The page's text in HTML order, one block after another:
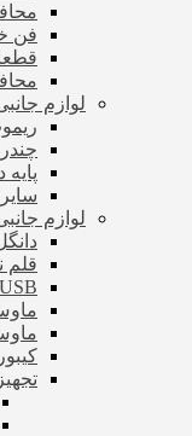
فن
لوازم
لوازم
قلم
USB هاب